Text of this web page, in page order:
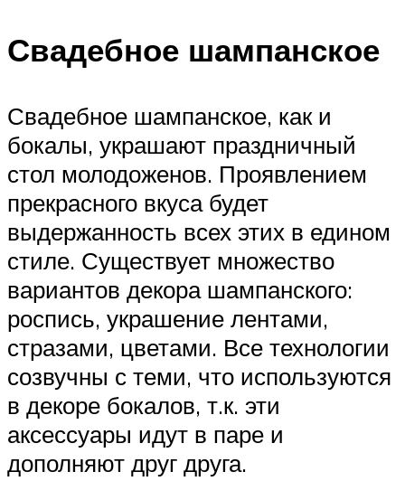
Свадебное шампанское
Свадебное шампанское, как и
бокалы, украшают праздничный
стол молодоженов. Проявлением
прекрасного вкуса будет
выдержанность всех этих в едином
стиле. Существует множество
вариантов декора шампанского:
роспись, украшение лентами,
стразами, цветами. Все технологии
созвучны с теми, что используются
в декоре бокалов, т.к. эти
аксессуары идут в паре и
дополняют друг друга.